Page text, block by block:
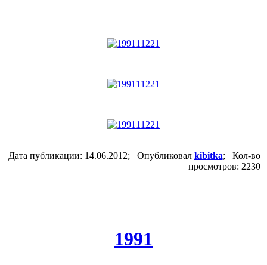
Дата публикации: 14.06.2012; Опубликовал kibitka; Кол-во
просмотров: 2230
1991